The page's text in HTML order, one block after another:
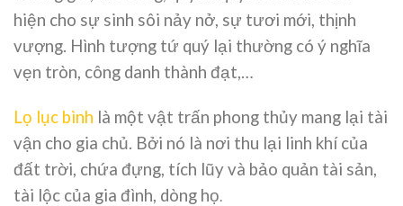
hiện cho sự sinh sôi nảy nở, sự tươi mới, thịnh
vượng. Hình tượng tứ quý lại thường có ý nghĩa
vẹn tròn, công danh thành đạt,…
Lọ lục bình là một vật trấn phong thủy mang lại tài
vận cho gia chủ. Bởi nó là nơi thu lại linh khí của
đất trời, chứa đựng, tích lũy và bảo quản tài sản,
tài lộc của gia đình, dòng họ